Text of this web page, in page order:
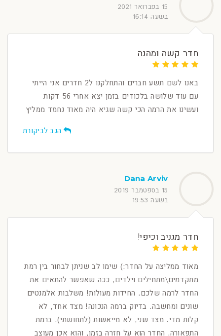
15 בפברואר 2021
בשעה 16:14
חדר קשה ומהנה
באנו לשם תשע חברים והתחלקנו ל2 חדרים אני הייתי
עם עוד שלושה בלכודים בזמן יצא אחרי 56 דקות
ועשינו את הרמה הכי קשה שגיא היה מאוד נחמד ממליץ
הגב לביקורת
Dana Arviv
15 בספטמבר 2019
בשעה 19:53
חדר מגניב וכיפי!
מאוד ממליצה על החדר:) שימו לב שניתן לבחור בין רמת
מתקדמים\מתחילים וילדים, ככה שאפשר להתאים את
החדר לרמה שלכם. החידות מעולות! משלבות אלמנטים
שונים ומחשבה. בדיוק ברמה הנכונה! מצד אחד, לא
קלות מדי. מצד שני, לא מייאשות (לתחושתי). ברמת
התפאורה, החדר הוא על חזרה בזמן, והוא אכן מעוצב